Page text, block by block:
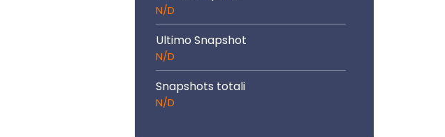
N/D
Ultimo Snapshot
N/D
Snapshots totali
N/D